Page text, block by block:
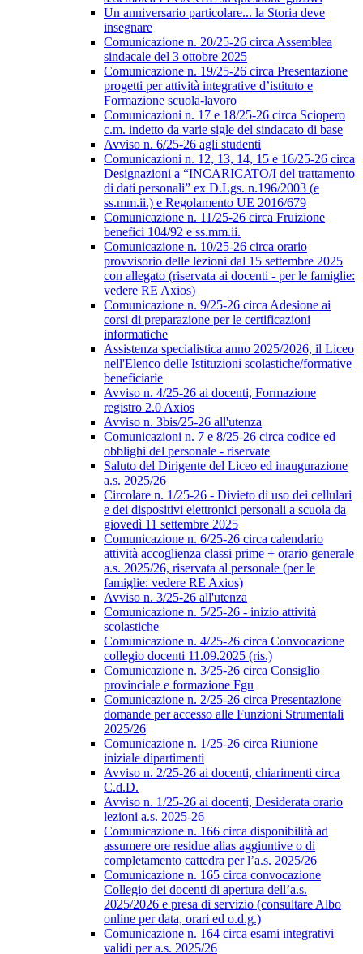
Un anniversario particolare... la Storia deve
insegnare
Comunicazione n. 20/25-26 circa Assemblea
sindacale del 3 ottobre 2025
Comunicazione n. 19/25-26 circa Presentazione
progetti per attività integrative d’istituto e
Formazione scuola-lavoro
Comunicazioni n. 17 e 18/25-26 circa Sciopero
c.m. indetto da varie sigle del sindacato di base
Avviso n. 6/25-26 agli studenti
Comunicazioni n. 12, 13, 14, 15 e 16/25-26 circa
Designazioni a “INCARICATO/I del trattamento
di dati personali” ex D.Lgs. n.196/2003 (e
ss.mm.ii.) e Regolamento UE 2016/679
Comunicazione n. 11/25-26 circa Fruizione
benefici 104/92 e ss.mm.ii.
Comunicazione n. 10/25-26 circa orario
provvisorio delle lezioni dal 15 settembre 2025
con allegato (riservata ai docenti - per le famiglie:
vedere RE Axios)
Comunicazione n. 9/25-26 circa Adesione ai
corsi di preparazione per le certificazioni
informatiche
Assistenza specialistica anno 2025/2026, il Liceo
nell'Elenco delle Istituzioni scolastiche/formative
beneficiarie
Avviso n. 4/25-26 ai docenti, Formazione
registro 2.0 Axios
Avviso n. 3bis/25-26 all'utenza
Comunicazioni n. 7 e 8/25-26 circa codice ed
obblighi del personale - riservate
Saluto del Dirigente del Liceo ed inaugurazione
a.s. 2025/26
Circolare n. 1/25-26 - Divieto di uso dei cellulari
e dei dispositivi elettronici personali a scuola da
giovedì 11 settembre 2025
Comunicazione n. 6/25-26 circa calendario
attività accoglienza classi prime + orario generale
a.s. 2025/26, riservata al personale (per le
famiglie: vedere RE Axios)
Avviso n. 3/25-26 all'utenza
Comunicazione n. 5/25-26 - inizio attività
scolastiche
Comunicazione n. 4/25-26 circa Convocazione
collegio docenti 11.09.2025 (ris.)
Comunicazione n. 3/25-26 circa Consiglio
provinciale e formazione Fgu
Comunicazione n. 2/25-26 circa Presentazione
domande per accesso alle Funzioni Strumentali
2025/26
Comunicazione n. 1/25-26 circa Riunione
iniziale dipartimenti
Avviso n. 2/25-26 ai docenti, chiarimenti circa
C.d.D.
Avviso n. 1/25-26 ai docenti, Desiderata orario
lezioni a.s. 2025-26
Comunicazione n. 166 circa disponibilità ad
assumere ore residue alias aggiuntive o di
completamento cattedra per l’a.s. 2025/26
Comunicazione n. 165 circa convocazione
Collegio dei docenti di apertura dell’a.s.
2025/2026 e presa di servizio (consultare Albo
online per data, orari ed o.d.g.)
Comunicazione n. 164 circa esami integrativi
validi per a.s. 2025/26